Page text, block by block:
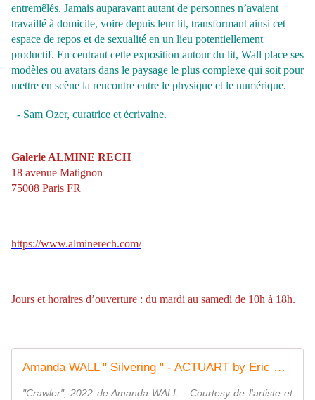
entremêlés. Jamais auparavant autant de personnes n’avaient
travaillé à domicile, voire depuis leur lit, transformant ainsi cet
espace de repos et de sexualité en un lieu potentiellement
productif. En centrant cette exposition autour du lit, Wall place ses
modèles ou avatars dans le paysage le plus complexe qui soit pour
mettre en scène la rencontre entre le physique et le numérique.
- Sam Ozer, curatrice et écrivaine.
Galerie ALMINE RECH
18 avenue Matignon
75008 Paris FR
https://www.alminerech.com/
Jours et horaires d’ouverture : du mardi au samedi de 10h à 18h.
Amanda WALL " Silvering " - ACTUART by Eric SIMON
"Crawler", 2022 de Amanda WALL - Courtesy de l'artiste et